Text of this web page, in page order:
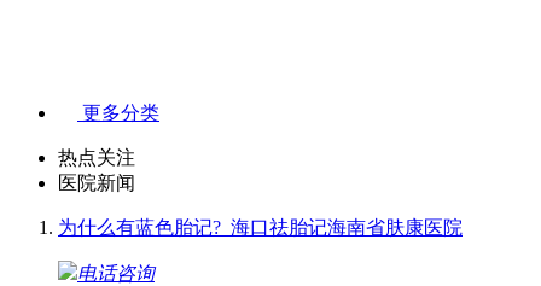
更多分类
热点关注
医院新闻
为什么有蓝色胎记?_海口祛胎记海南省肤康医院
电话咨询